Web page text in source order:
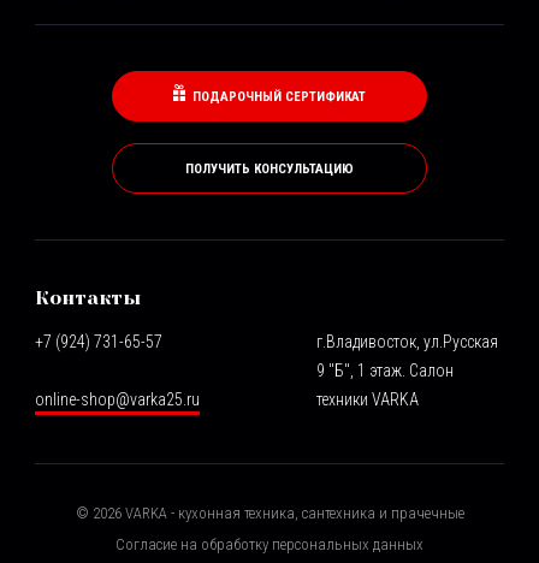
ПОДАРОЧНЫЙ СЕРТИФИКАТ
ПОЛУЧИТЬ КОНСУЛЬТАЦИЮ
Контакты
+7 (924) 731-65-57
online-shop@varka25.ru
г.Владивосток, ул.Русская
9 "Б", 1 этаж. Салон
техники VARKA
© 2026VARKA - кухонная техника, сантехника и прачечные
Согласие на обработку персональных данных